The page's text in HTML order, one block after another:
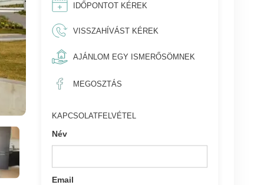
IDŐPONTOT KÉREK
VISSZAHÍVÁST KÉREK
AJÁNLOM EGY ISMERŐSÖMNEK
MEGOSZTÁS
KAPCSOLATFELVÉTEL
Név
Email